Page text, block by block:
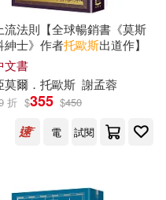
）
流法則【全球暢銷書《莫斯
紳士》作者托歐斯出道作】
文書
莫爾 ． 托歐斯 謝孟蓉
折 $355 $450
電
試閱